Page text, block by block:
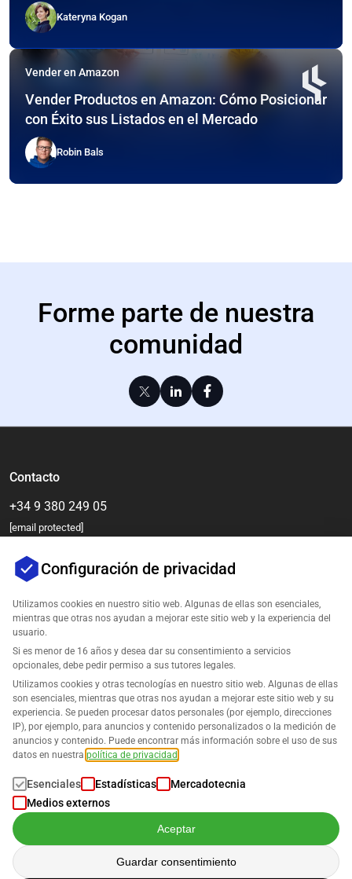
Kateryna Kogan
Vender en Amazon
Vender Productos en Amazon: Cómo Posicionar
con Éxito sus Listados en el Mercado
Robin Bals
Forme parte de nuestra
comunidad
Contacto
+34 9 380 249 05
[email protected]
Empresa
Soporte
Soluciones para Amazon
Español
Los datos se procesan de acuerdo con nuestraPolítica de Privacidad
Configuración de privacidad
Utilizamos cookies en nuestro sitio web. Algunas de ellas son esenciales,
mientras que otras nos ayudan a mejorar este sitio web y la experiencia del
usuario.
Si es menor de 16 años y desea dar su consentimiento a servicios
opcionales, debe pedir permiso a sus tutores legales.
Utilizamos cookies y otras tecnologías en nuestro sitio web. Algunas de ellas
son esenciales, mientras que otras nos ayudan a mejorar este sitio web y su
experiencia. Se pueden procesar datos personales (por ejemplo, direcciones
IP), por ejemplo, para anuncios y contenido personalizados o la medición de
anuncios y contenido. Puede encontrar más información sobre el uso de sus
datos en nuestra política de privacidad
Esenciales Estadísticas
Mercadotecnia
Medios externos
Aceptar
Guardar consentimiento